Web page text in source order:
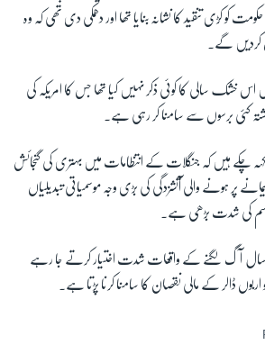
کو کڑی تنقید کا نشانہ بنایا تھا اور دھمکی دی تھی کہ وہ
کردیں گے۔
خشک سالی کا کوئی ذکر نہیں کیا تھا جس کا امریکہ کی
کئی برسوں سے سامنا کر رہی ہے۔
چکے ہیں کہ جنگلات کے انتظامات میں بہتری کی گنجائش
پر ہونے والی آتشزدگی کی بڑی وجہ موسمیاتی تبدیلیاں
کی شدت بڑھی ہے۔
سال آگ لگنے کے واقعات شدت اختیار کرتے جا رہے
ڈالر کے مالی نقصان کا سامنا کرنا پڑتا ہے۔